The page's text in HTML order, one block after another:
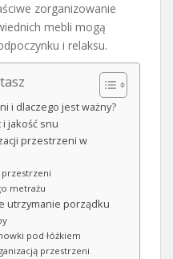
zorganizowanie
mebli mogą
i relaksu.
i dlaczego jest ważny?
jakość snu
przestrzeni w
metrażu
utrzymanie porządku
pod łóżkiem
przestrzeni